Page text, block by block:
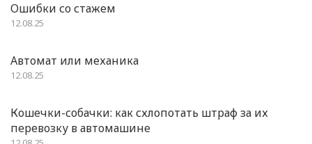
Ошибки со стажем
12.08.25
Автомат или механика
12.08.25
Кошечки-собачки: как схлопотать штраф за их
перевозку в автомашине